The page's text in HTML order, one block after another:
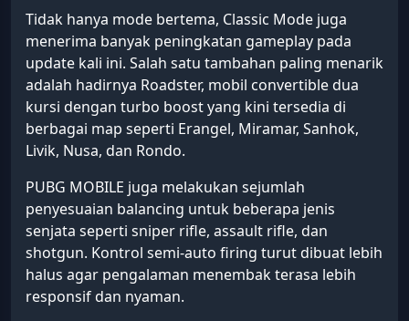
Tidak hanya mode bertema, Classic Mode juga
menerima banyak peningkatan gameplay pada
update kali ini. Salah satu tambahan paling menarik
adalah hadirnya Roadster, mobil convertible dua
kursi dengan turbo boost yang kini tersedia di
berbagai map seperti Erangel, Miramar, Sanhok,
Livik, Nusa, dan Rondo.
PUBG MOBILE juga melakukan sejumlah
penyesuaian balancing untuk beberapa jenis
senjata seperti sniper rifle, assault rifle, dan
shotgun. Kontrol semi-auto firing turut dibuat lebih
halus agar pengalaman menembak terasa lebih
responsif dan nyaman.